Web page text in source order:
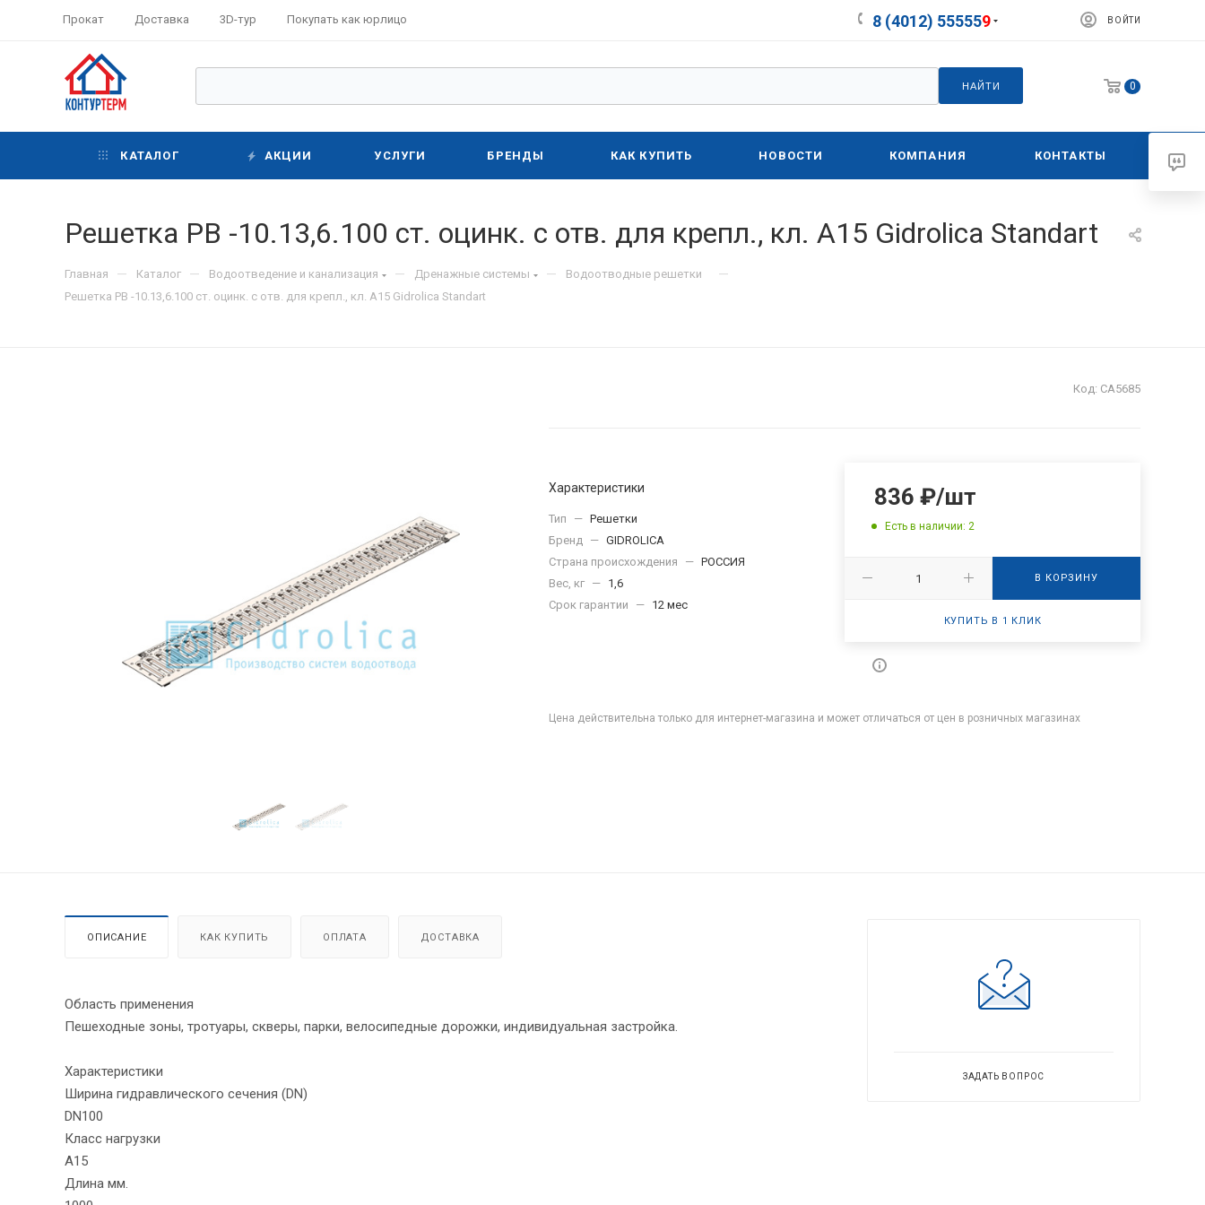
Прокат Доставка 3D-тур Покупать как юрлицо 8 (4012) 555559 ВОЙТИ
НАЙТИ 0
КАТАЛОГ АКЦИИ УСЛУГИ БРЕНДЫ КАК КУПИТЬ НОВОСТИ КОМПАНИЯ КОНТАКТЫ
Решетка РВ -10.13,6.100 ст. оцинк. с отв. для крепл., кл. А15 Gidrolica Standart
Главная — Каталог — Водоотведение и канализация — Дренажные системы — Водоотводные решетки —
Решетка РВ -10.13,6.100 ст. оцинк. с отв. для крепл., кл. А15 Gidrolica Standart
Код: СА5685
Характеристики
Тип — Решетки
Бренд — GIDROLICA
Страна происхождения
— РОССИЯ
Вес, кг — 1,6
Срок гарантии
— 12 мес
836 ₽/шт
Есть в наличии: 2
В КОРЗИНУ
КУПИТЬ В 1 КЛИК
Цена действительна только для интернет-магазина и может отличаться от цен в розничных магазинах
ОПИСАНИЕ КАК КУПИТЬ ОПЛАТА ДОСТАВКА
Область применения
Пешеходные зоны, тротуары, скверы, парки, велосипедные дорожки, индивидуальная застройка.
Характеристики
Ширина гидравлического сечения (DN)
DN100
Класс нагрузки
A15
Длина мм.
ЗАДАТЬ ВОПРОС